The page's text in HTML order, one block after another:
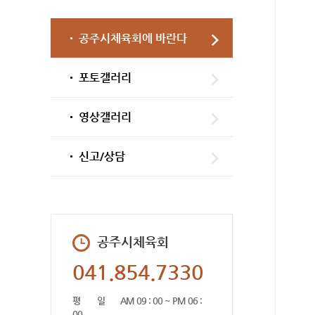
공주시체육회에 바란다
포토갤러리
영상갤러리
신고/상담
공주시체육회
041.854.7330
평 일
AM 09 : 00 ~ PM 06 :